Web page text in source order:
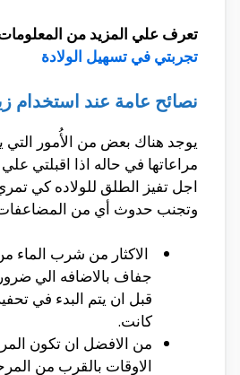
تعرف علي المزيد من المعلومات
تجربتي في تسهيل الولادة
نصائح عامة عند استخدام
يوجد هناك بعض من الأُمور
مراعاتها في حاله اذا اقبلتي
اجل تفيز الطلق للولاده كي
وتجنب حدوث أي من
الاكثار من شرب
جفاف بالاضافه الي
قبل ان يتم البدء في
كانت.
من الافضل ان تكون
الاوقات بالقرب من